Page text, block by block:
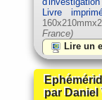
Livre
France)
Lire un
par Daniel